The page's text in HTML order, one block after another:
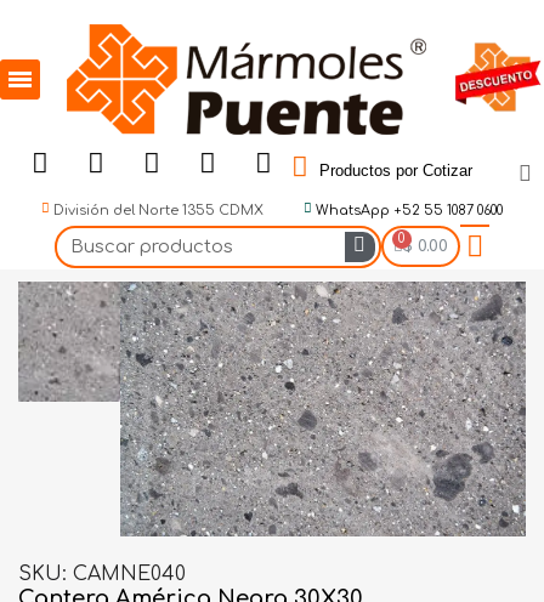
Productos por Cotizar
División del Norte 1355 CDMX WhatsApp +52 55 1087 0600
$ 0.00
SKU CAMNE040